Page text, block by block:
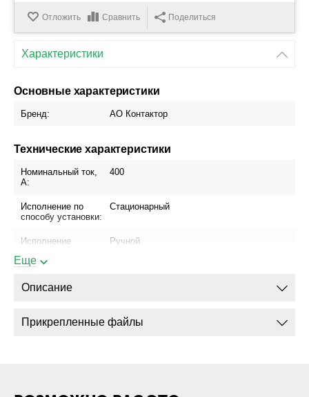
Отложить Сравнить Поделиться
Характеристики
Основные характеристики
Бренд: АО Контактор
Технические характеристики
Номинальный ток,
А:
400
Исполнение по
способу установки:
Стационарный
Исполнение
Ручной
Еще
Описание
Прикрепленные файлы